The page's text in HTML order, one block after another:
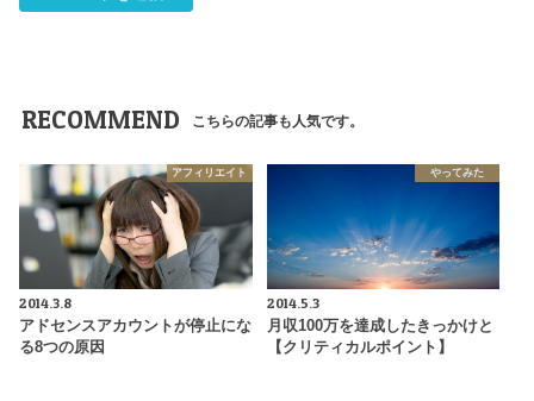
RECOMMEND こちらの記事も人気です。
アフィリエイト
2014.3.8
アドセンスアカウントが停止にな
る8つの原因
やってみた
2014.5.3
月収100万を達成したきっかけと
【クリティカルポイント】